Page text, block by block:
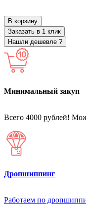
В корзину
Заказать в 1 клик
Нашли дешевле ?
Минимальный закуп
Всего 4000 рублей!
Дропшиппинг
Работаем по